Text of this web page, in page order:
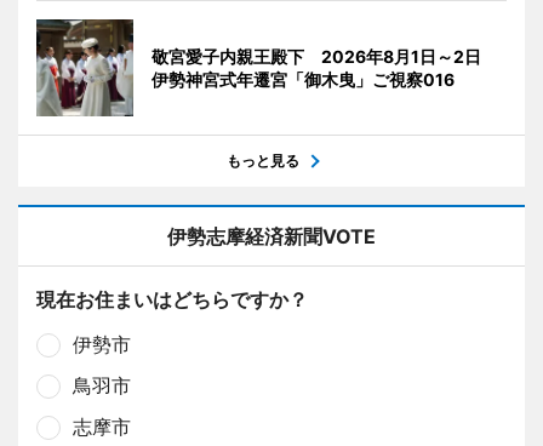
敬宮愛子内親王殿下 2026年8月1日～2日
伊勢神宮式年遷宮「御木曳」ご視察016
もっと見る
伊勢志摩経済新聞VOTE
現在お住まいはどちらですか？
伊勢市
鳥羽市
志摩市